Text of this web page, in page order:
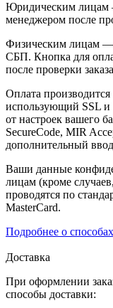
Юридическим лицам
менеджером после
Физическим лицам —
СБП. Кнопка для
после проверки
Оплата
использующий SSL и
от настроек вашего
SecureCode, MIR
дополнительный
Ваши данные
лицам (кроме
проводятся по
MasterCard.
Подробнее о
Доставка
При оформлении
способы доставки: